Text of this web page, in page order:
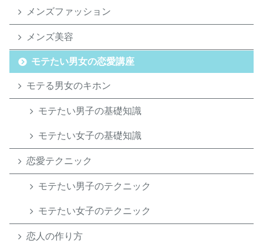
メンズファッション
メンズ美容
モテたい男女の恋愛講座
モテる男女のキホン
モテたい男子の基礎知識
モテたい女子の基礎知識
恋愛テクニック
モテたい男子のテクニック
モテたい女子のテクニック
恋人の作り方